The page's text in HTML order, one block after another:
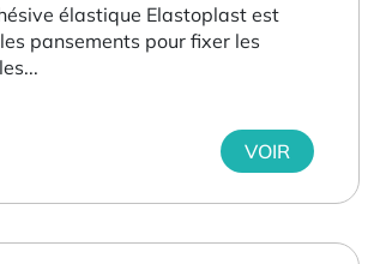
élastique Elastoplast est
pansements pour fixer les
VOIR